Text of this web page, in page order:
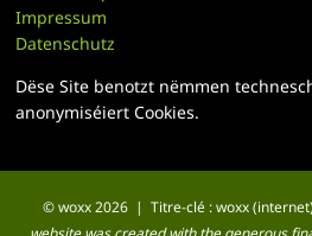
Impressum
Datenschutz
Dëse Site benotzt nëmmen
anonymiséiert Cookies.
© woxx 2026 | Titre-clé : woxx